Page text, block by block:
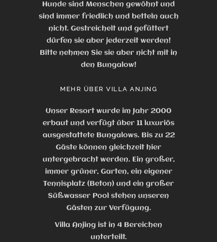
Hunde sind Menschen gewöhnt und
sind immer friedlich und betteln auch
nicht. Gestreichelt und gefüttert
dürfen sie aber jederzeit werden!
Bitte nehmen Sie sie aber nicht mit in
den Bungalow!
MEHR ÜBER VILLA ANJING
Unser Resort wurde im Jahr 2000
erbaut und verfügt über 11 luxuriös
ausgestattete Bungalows. Bis zu 22
Gäste können gleichzeit hier
untergebracht werden. Ein großer,
immer grüner, Garten, ein eigener
Tennisplatz (Beton) und ein großer
Süßwasser Pool stehen unseren
Gästen zur Verfügung.
Villa Anjing ist in 4 Bereichen
unterteilt.